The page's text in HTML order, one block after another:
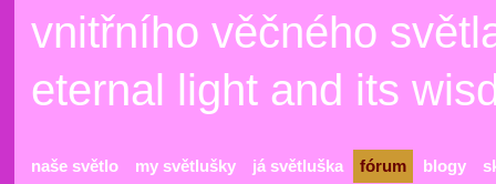
vnitřního věčného
eternal light and its
naše světlo my světlušky já světluška fórum blogy